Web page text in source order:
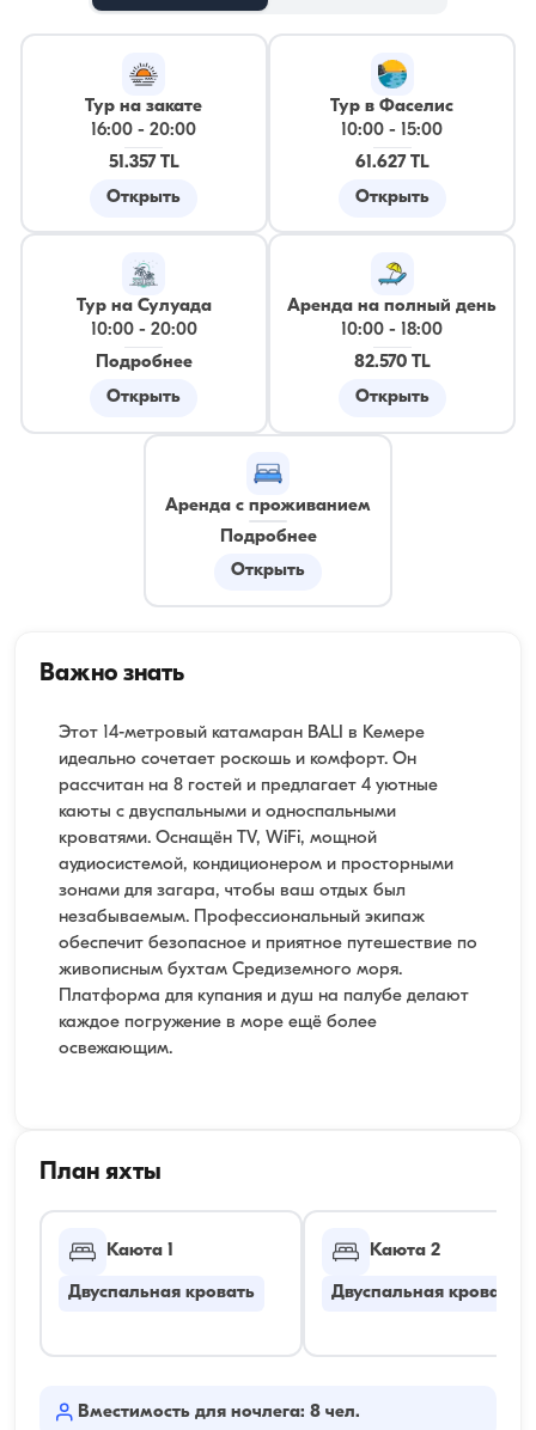
Тур на закате
16:00 -20:00
51.357 TL
Открыть
Тур в Фаселис
10:00 -
15:00
61.627 TL
Открыть
Тур на Сулуада
10:00- 20:00
Подробнее
Открыть
Аренда на полный день
10:00 -
18:00
82.570 TL
Открыть
Аренда с проживанием
Подробнее
Открыть
Важно знать
Этот 14-метровый катамаран BALI в Кемере
идеально сочетает роскошь и комфорт. Он
рассчитан на 8 гостей и предлагает 4 уютные
каюты с двуспальными и односпальными
кроватями. Оснащён TV, WiFi, мощной
аудиосистемой, кондиционером и просторными
зонами для загара, чтобы ваш отдых был
незабываемым. Профессиональный экипаж
обеспечит безопасное и приятное путешествие по
живописным бухтам Средиземного моря.
Платформа для купания и душ на палубе делают
каждое погружение в море ещё более
освежающим.
План яхты
Каюта 1
Двуспальная кровать
Каюта 2
Двуспальная кровать
Вместимость для ночлега: 8 чел.